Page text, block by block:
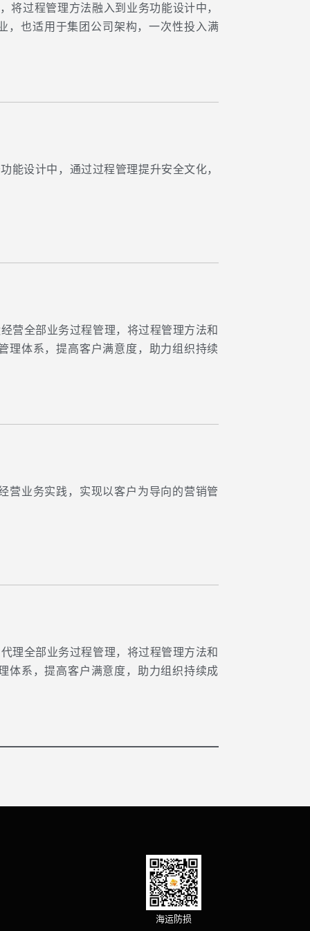
过程管理方法融入到业务功能设计中，
，也适用于集团公司架构，一次性投入满
能设计中，通过过程管理提升安全文化，
营全部业务过程管理，将过程管理方法和
理体系，提高客户满意度，助力组织持续
营业务实践，实现以客户为导向的营销管
理全部业务过程管理，将过程管理方法和
体系，提高客户满意度，助力组织持续成
海运防损